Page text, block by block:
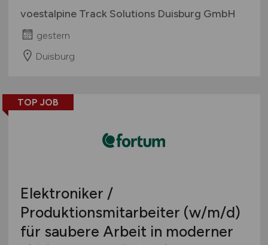
voestalpine Track Solutions Duisburg GmbH
gestern
Duisburg
TOP JOB
Elektroniker /
Produktionsmitarbeiter (w/m/d)
für saubere Arbeit in moderner